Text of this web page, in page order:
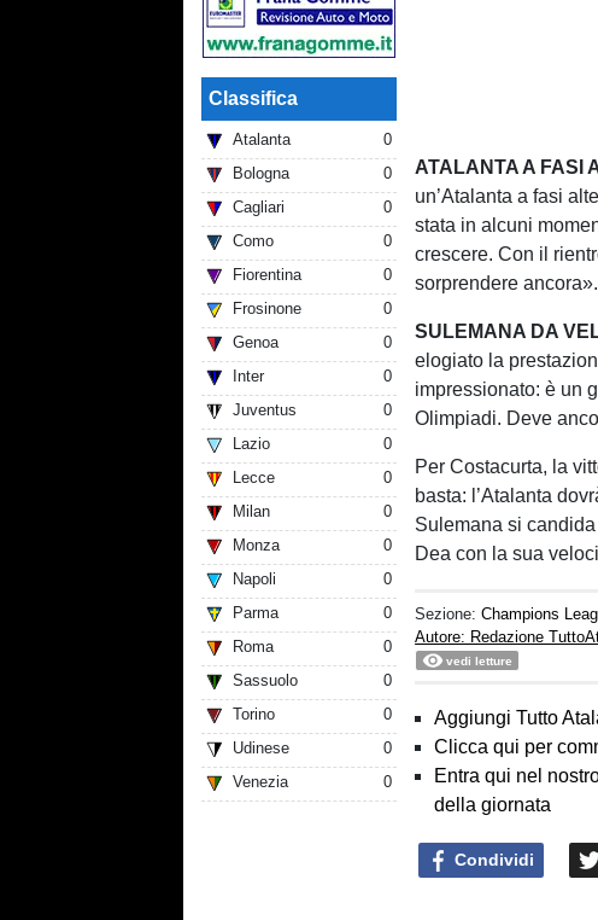
Classifica
Atalanta
0
Bologna
0
Cagliari
0
Como
0
Fiorentina
0
Frosinone
0
Genoa
0
Inter
0
Juventus
0
Lazio
0
Lecce
0
Milan
0
Monza
0
Napoli
0
Parma
0
Roma
0
Sassuolo
0
Torino
0
Udinese
0
Venezia
0
ATALANTA A FASI
un’Atalanta a fasi
stata in alcuni
crescere. Con il
sorprendere ancora».
SULEMANA DA
elogiato la
impressionato: è un
Olimpiadi. Deve
Per Costacurta, la
basta: l’Atalanta
Sulemana si
Dea con la sua
Sezione:Champions
Autore: Redazione
vedi letture
Aggiungi Tutto
Clicca qui per
Entra qui nel
della giornata
Condividi